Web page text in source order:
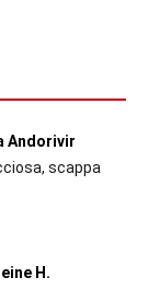
Andorivir
scappa
H.